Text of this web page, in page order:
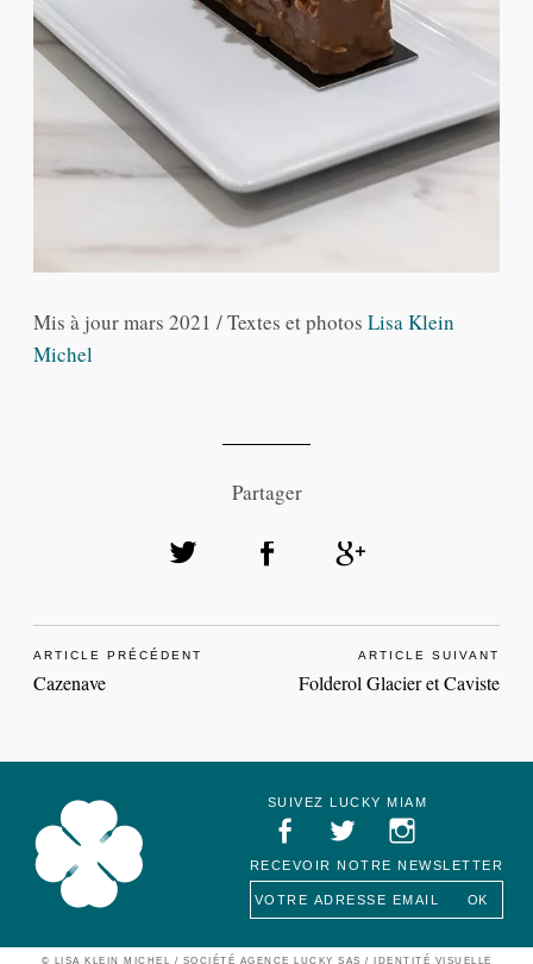
Mis à jour mars 2021 / Textes et photos Lisa Klein
Michel
Partager
ARTICLE PRÉCÉDENT
Cazenave
ARTICLE SUIVANT
Folderol Glacier et Caviste
SUIVEZ LUCKY MIAM
RECEVOIR NOTRE NEWSLETTER
© LISA KLEIN MICHEL / SOCIÉTÉ AGENCE LUCKY SAS / IDENTITÉ VISUELLE